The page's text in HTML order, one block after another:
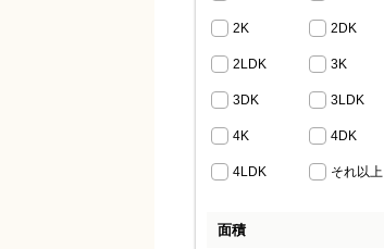
2K 2DK
2LDK 3K
3DK 3LDK
4K 4DK
4LDK それ以上
面積